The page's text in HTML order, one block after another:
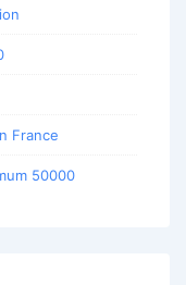
France
50000